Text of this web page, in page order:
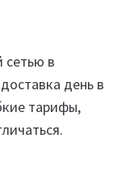
сетью в
день в
тарифы,